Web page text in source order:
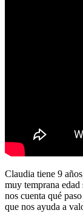
Claudia tiene 9
muy temprana
nos cuenta qué
que nos ayuda a